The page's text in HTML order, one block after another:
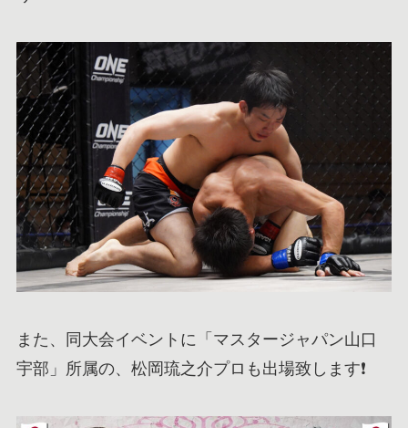
また、同大会イベントに「マスタージャパン山口
宇部」所属の、松岡琉之介プロも出場致します❗️